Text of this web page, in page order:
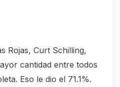
Rojas, Curt Schilling,
cantidad entre todos
Eso le dio el 71.1%.